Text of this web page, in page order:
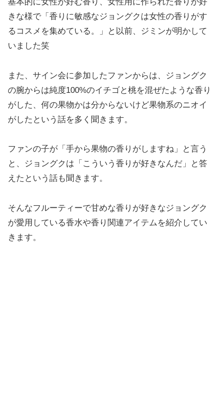
きな様で「香りに敏感なジョングクは女性の香りがす
るコスメを集めている。」と以前、ジミンが明かして
いました笑
また、サイン会に参加したファンからは、ジョングク
の腕からは純度100%のイチゴと桃を混ぜたような香り
がした、何の果物かは分からないけど果物系のニオイ
がしたという話を多く聞きます。
ファンの子が「手から果物の香りがしますね」と言う
と、ジョングクは「こういう香りが好きなんだ」と答
えたという話も聞きます。
そんなフルーティーで甘めな香りが好きなジョングク
が愛用している香水や香り関連アイテムを紹介してい
きます。